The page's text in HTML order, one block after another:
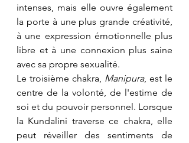
intenses, mais elle ouvre également
la porte à une plus grande créativité,
à une expression émotionnelle plus
libre et à une connexion plus saine
avec sa propre sexualité.
Le troisième chakra, Manipura, est le
centre de la volonté, de l'estime de
soi et du pouvoir personnel. Lorsque
la Kundalini traverse ce chakra, elle
peut réveiller des sentiments de